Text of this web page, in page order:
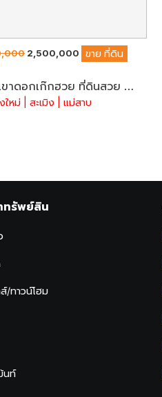
2,500,000 ขาย ที่ดิน
ใกล้ภูเขาดอกเก๊กฮวย ที่ดินสวย ขายถูกมาก 4 ไร่ 255 ตร.ว. วิวติดภูเขา+ลำธาร อากาศเย็นตลอดปี พร้อมทำรีสอร์ทตามรอยละคร "รตีลวง" และไร่ดาวเรือง อ.สะเมิง จ.เชียงใหม่
ใหม่ | สะเมิง | แม่สาบ
ทรัพย์สิน
ส์/ทาวน์โฮม
นท์